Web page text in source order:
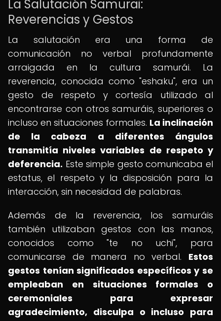
La Salutación Samurai:
Reverencias y Gestos
La salutación era una forma de
comunicación no verbal profundamente
arraigada en la cultura samurái. La
reverencia, conocida como "eshaku", era un
gesto de respeto y cortesía utilizado al
encontrarse con otros samuráis, superiores o
incluso en situaciones formales. La inclinación
de la cabeza a diferentes ángulos
transmitía niveles variables de respeto y
deferencia. Este simple gesto comunicaba el
estatus, el respeto y la disposición para la
interacción, sin necesidad de palabras.
Además de la reverencia, los samuráis
también utilizaban gestos con las manos,
conocidos como "te no uchi", para
comunicarse de manera no verbal. Estos
gestos tenían significados específicos y se
empleaban en situaciones formales o
ceremoniales para expresar
agradecimiento, disculpa o incluso para